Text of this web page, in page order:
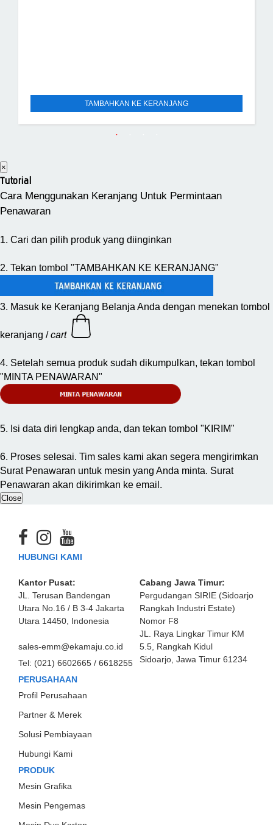
TAMBAHKAN KE KERANJANG
×
Tutorial
Cara Menggunakan Keranjang Untuk Permintaan
Penawaran
1. Cari dan pilih produk yang diinginkan
2. Tekan tombol "TAMBAHKAN KE KERANJANG"
3. Masuk ke Keranjang Belanja Anda dengan menekan tombol
keranjang /cart
4. Setelah semua produk sudah dikumpulkan, tekan tombol
"MINTA PENAWARAN"
5. Isi data diri lengkap anda, dan tekan tombol "KIRIM"
6. Proses selesai. Tim sales kami akan segera mengirimkan
Surat Penawaran untuk mesin yang Anda minta. Surat
Penawaran akan dikirimkan ke email.
Close
HUBUNGI KAMI
Kantor Pusat:
JL. Terusan Bandengan
Utara No.16 / B 3-4 Jakarta
Utara 14450, Indonesia
sales-emm@ekamaju.co.id
Tel: (021) 6602665 / 6618255
Cabang Jawa Timur:
Pergudangan SIRIE (Sidoarjo
Rangkah Industri Estate)
Nomor F8
JL. Raya Lingkar Timur KM
5.5, Rangkah Kidul
Sidoarjo, Jawa Timur 61234
PERUSAHAAN
Profil Perusahaan
Partner & Merek
Solusi Pembiayaan
Hubungi Kami
PRODUK
Mesin Grafika
Mesin Pengemas